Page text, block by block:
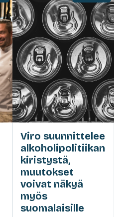
Viro suunnittelee
alkoholipolitiikan
kiristystä,
muutokset
voivat näkyä
myös
suomalaisille